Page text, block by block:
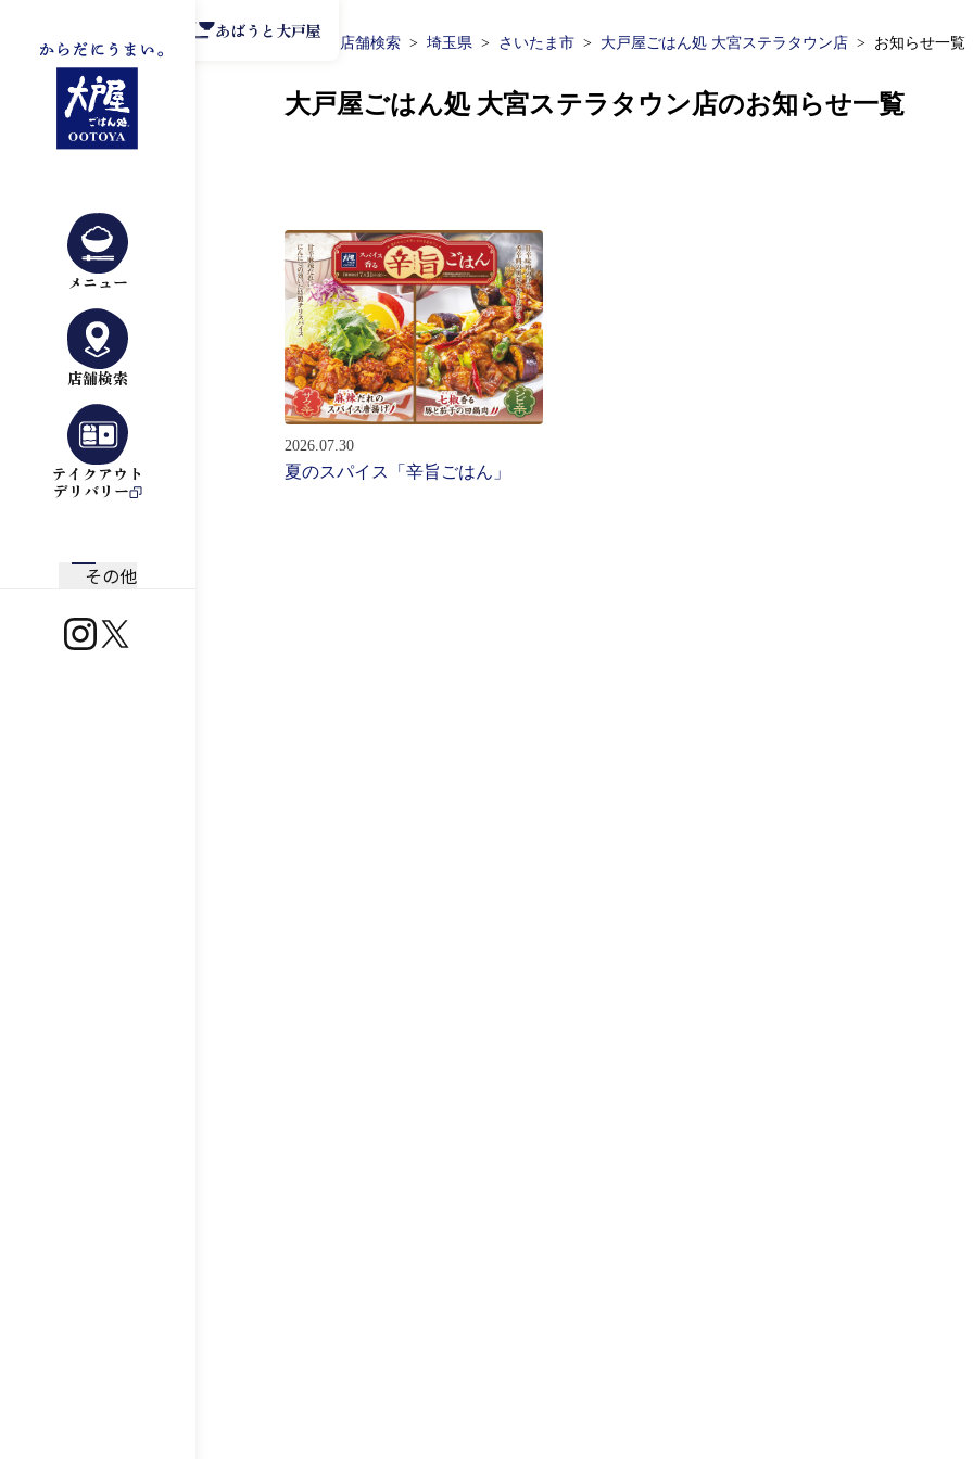
メニュー
店舗検索
テイクアウト
デリバリー
その他
https://www.instagram.com/ootoya.jp/
https://x.com/ootoya_gohan
あばうと大戸屋
TOP 店舗検索 埼玉県 さいたま市 大戸屋ごはん処 大宮ステラタウン店 お知らせ一覧
大戸屋ごはん処 大宮ステラタウン店のお知らせ一覧
2026.07.30
夏のスパイス「辛旨ごはん」